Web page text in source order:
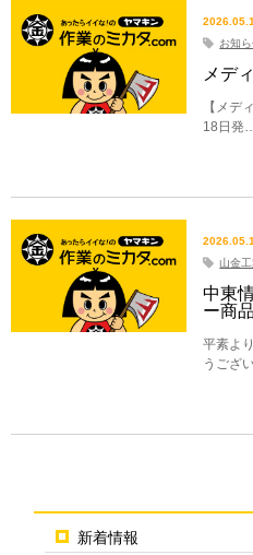
新着情報
お知
メデ
【メデ
18日発
山金
中東
ー商
平素よ
うござ